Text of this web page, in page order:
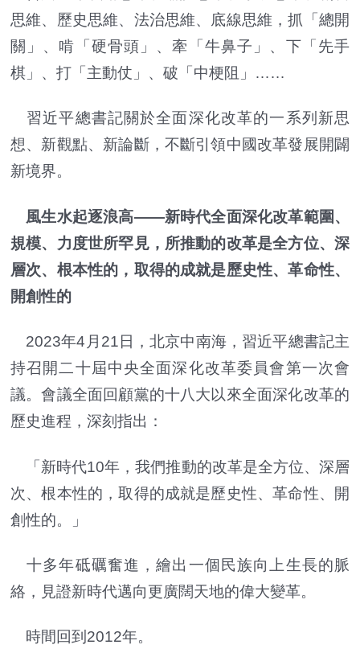
思維、歷史思維、法治思維、底線思維，抓「總開
關」、啃「硬骨頭」、牽「牛鼻子」、下「先手
棋」、打「主動仗」、破「中梗阻」……
習近平總書記關於全面深化改革的一系列新思
想、新觀點、新論斷，不斷引領中國改革發展開闢
新境界。
風生水起逐浪高——新時代全面深化改革範圍、
規模、力度世所罕見，所推動的改革是全方位、深
層次、根本性的，取得的成就是歷史性、革命性、
開創性的
2023年4月21日，北京中南海，習近平總書記主
持召開二十屆中央全面深化改革委員會第一次會
議。會議全面回顧黨的十八大以來全面深化改革的
歷史進程，深刻指出：
「新時代10年，我們推動的改革是全方位、深層
次、根本性的，取得的成就是歷史性、革命性、開
創性的。」
十多年砥礪奮進，繪出一個民族向上生長的脈
絡，見證新時代邁向更廣闊天地的偉大變革。
時間回到2012年。